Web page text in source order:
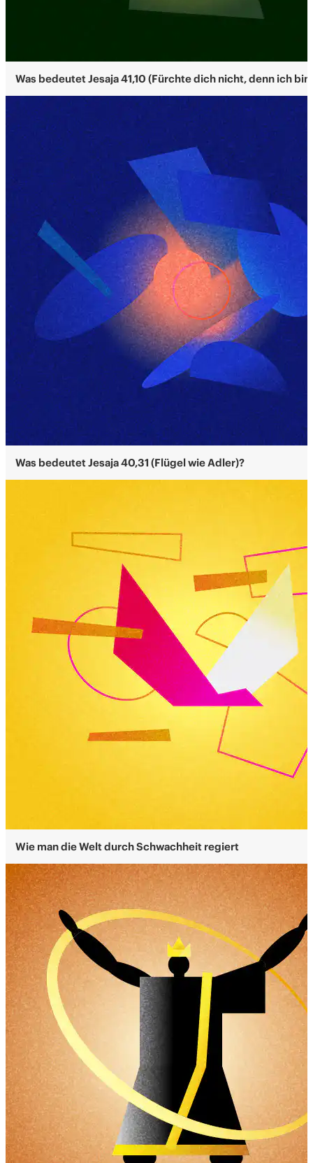
Was bedeutet Jesaja 41,10 (Fürchte dich nicht, denn ich
Was bedeutet Jesaja 40,31 (Flügel wie Adler)?
Wie man die Welt durch Schwachheit regiert